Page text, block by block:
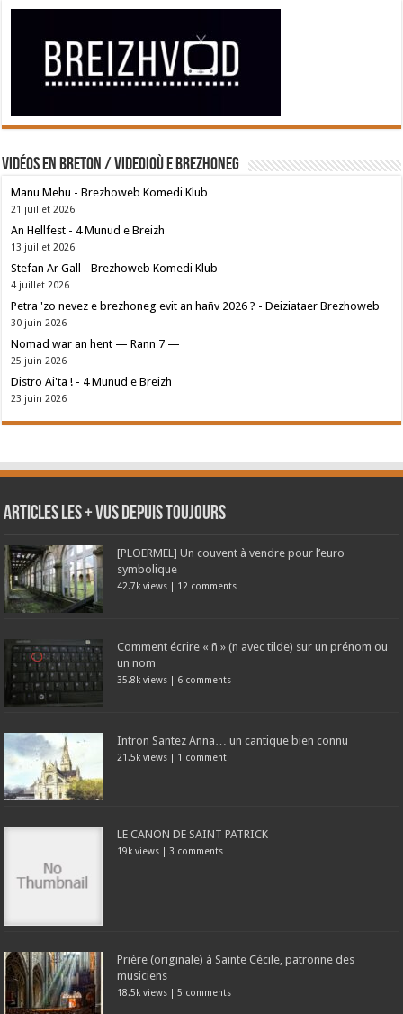
Vidéos en breton / Videoioù e brezhoneg
Manu Mehu - Brezhoweb Komedi Klub
21 juillet 2026
An Hellfest - 4 Munud e Breizh
13 juillet 2026
Stefan Ar Gall - Brezhoweb Komedi Klub
4 juillet 2026
Petra 'zo nevez e brezhoneg evit an hañv 2026 ? - Deiziataer Brezhoweb
30 juin 2026
Nomad war an hent — Rann 7 —
25 juin 2026
Distro Ai'ta ! - 4 Munud e Breizh
23 juin 2026
Articles les + vus depuis toujours
[PLOERMEL] Un couvent à vendre pour l’euro
symbolique
42.7k views | 12 comments
Comment écrire « ñ » (n avec tilde) sur un prénom ou
un nom
35.8k views | 6 comments
Intron Santez Anna… un cantique bien connu
21.5k views | 1 comment
LE CANON DE SAINT PATRICK
19k views | 3 comments
Prière (originale) à Sainte Cécile, patronne des
musiciens
18.5k views |5 comments